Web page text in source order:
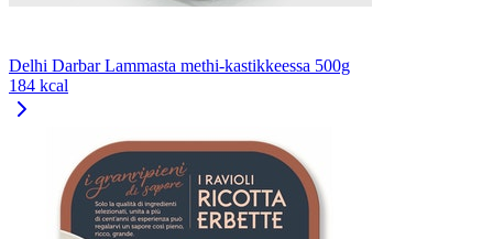
Delhi Darbar Lammasta methi-kastikkeessa 500g
184 kcal